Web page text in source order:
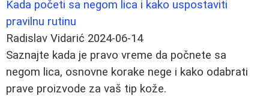
Kada početi sa negom lica i kako uspostaviti
pravilnu rutinu
Radislav Vidarić 2024-06-14
Saznajte kada je pravo vreme da počnete sa
negom lica, osnovne korake nege i kako odabrati
prave proizvode za vaš tip kože.